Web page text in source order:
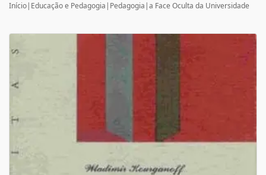
Início| Educação e Pedagogia | Pedagogia |a Face Oculta da Universidade